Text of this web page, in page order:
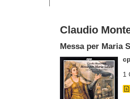
Claudio
Messa per Maria
1